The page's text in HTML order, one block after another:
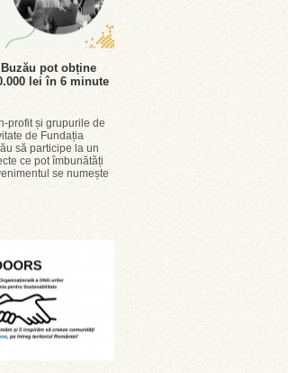
pot obține
lei în 6 minute
profit și grupurile de
de Fundația
să participe la un
ce pot îmbunătăți
se numește